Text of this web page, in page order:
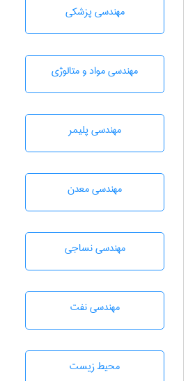
مهندسی پزشکی
مهندسی مواد و متالوژی
مهندسی پليمر
مهندسی معدن
مهندسي نساجی
مهندسی نفت
محيط زيست